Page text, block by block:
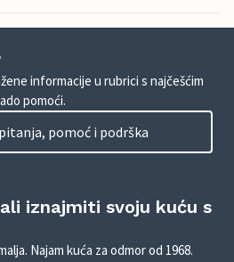
informacije u rubrici s najčešćim
pomoći.
pomoć i podrška
iznajmiti svoju kuću s
Najam kuća za odmor od 1968.